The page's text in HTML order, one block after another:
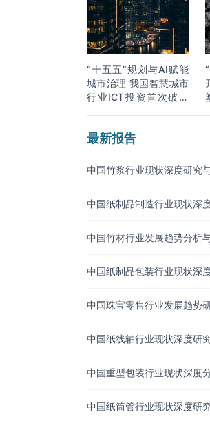
“十五五”规划与AI赋能
城市治理 我国智慧城市
行业ICT投资首次破万
最新报告
中国竹浆行业现状深度研究
中国纸制品制造行业现状深
中国竹材行业发展趋势分析
中国纸制品包装行业现状深
中国珠宝零售行业发展趋势
中国纸线轴行业现状深度研
中国重型包装行业现状深度
中国纸筒管行业现状深度研